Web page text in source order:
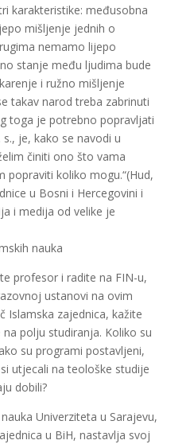
karakteristike: međusobna
mišljenje jednih o
nemamo lijepo
stanje među ljudima bude
i ružno mišljenje
takav narod treba zabrinuti
toga je potrebno popravljati
je, kako se navodi u
činiti ono što vama
popraviti koliko mogu.“(Hud,
u Bosni i Hercegovini i
i medija od velike je
nauka
profesor i radite na FIN-u,
ustanovi na ovim
Islamska zajednica, kažite
polju studiranja. Koliko su
su programi postavljeni,
utjecali na teološke studije
dobili?
Univerziteta u Sarajevu,
u BiH, nastavlja svoj